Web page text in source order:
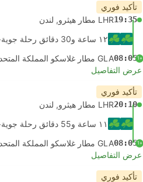
تأكيد فوري
19:35LHR مطار هيثرو, لندن
١٢ ساعة و‫30 دقائق رحلة جوية+رحلة جوية.
+1
08:05GLA مطار غلاسكو المملكة المتحدة
عرض التفاصيل
تأكيد فوري
20:10LHR مطار هيثرو, لندن
١١ ساعة و‫55 دقائق رحلة جوية+رحلة جوية.
+1
08:05GLA مطار غلاسكو المملكة المتحدة
عرض التفاصيل
تأكيد فوري